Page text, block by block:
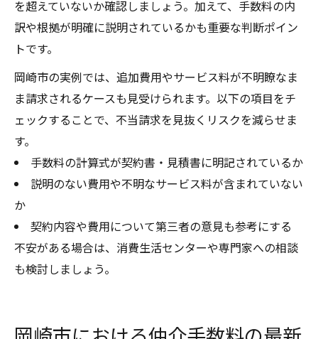
を超えていないか確認しましょう。加えて、手数料の内
訳や根拠が明確に説明されているかも重要な判断ポイン
トです。
岡崎市の実例では、追加費用やサービス料が不明瞭なま
ま請求されるケースも見受けられます。以下の項目をチ
ェックすることで、不当請求を見抜くリスクを減らせま
す。
手数料の計算式が契約書・見積書に明記されているか
説明のない費用や不明なサービス料が含まれていない
か
契約内容や費用について第三者の意見も参考にする
不安がある場合は、消費生活センターや専門家への相談
も検討しましょう。